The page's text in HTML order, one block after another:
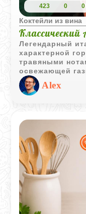
423 0 0
Коктейли из вина
Легендарный
характерной
травяными
освежающей
остаётся
подходит для
Alex